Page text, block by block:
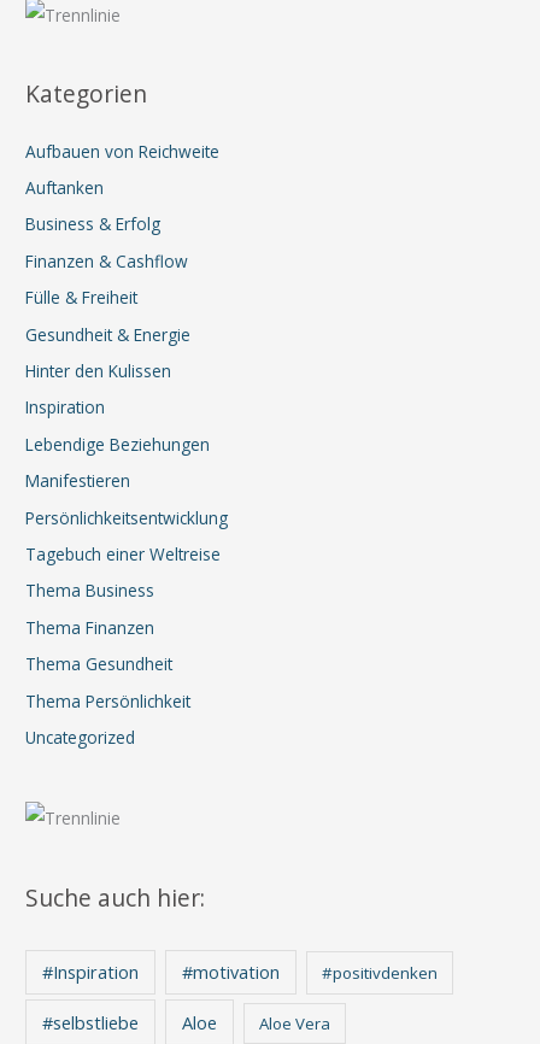
Kategorien
Aufbauen von Reichweite
Auftanken
Business & Erfolg
Finanzen & Cashflow
Fülle & Freiheit
Gesundheit & Energie
Hinter den Kulissen
Inspiration
Lebendige Beziehungen
Manifestieren
Persönlichkeitsentwicklung
Tagebuch einer Weltreise
Thema Business
Thema Finanzen
Thema Gesundheit
Thema Persönlichkeit
Uncategorized
Suche auch hier:
#Inspiration #motivation #positivdenken
#selbstliebe Aloe Aloe Vera